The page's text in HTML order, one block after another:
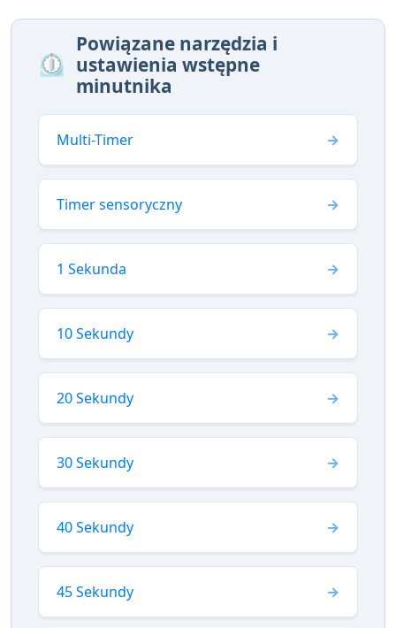
⏲️
Powiązane narzędzia i
ustawienia wstępne
minutnika
Multi-Timer
Timer sensoryczny
1 Sekunda
10 Sekundy
20 Sekundy
30 Sekundy
40 Sekundy
45 Sekundy